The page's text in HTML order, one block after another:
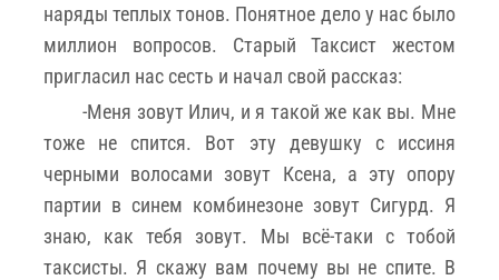
наряды теплых тонов. Понятное дело у нас было
миллион вопросов. Старый Таксист жестом
пригласил нас сесть и начал свой рассказ:
-Меня зовут Илич, и я такой же как вы. Мне
тоже не спится. Вот эту девушку с иссиня
черными волосами зовут Ксена, а эту опору
партии в синем комбинезоне зовут Сигурд. Я
знаю, как тебя зовут. Мы всё-таки с тобой
таксисты. Я скажу вам почему вы не спите. В